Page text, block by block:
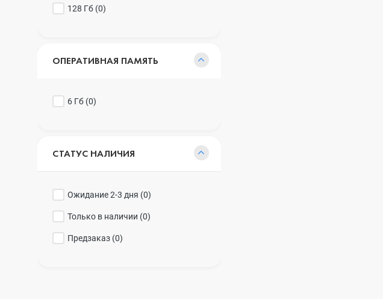
128 Гб (0)
ОПЕРАТИВНАЯ ПАМЯТЬ
6 Гб (0)
СТАТУС НАЛИЧИЯ
Ожидание 2-3 дня (0)
Только в наличии (0)
Предзаказ (0)